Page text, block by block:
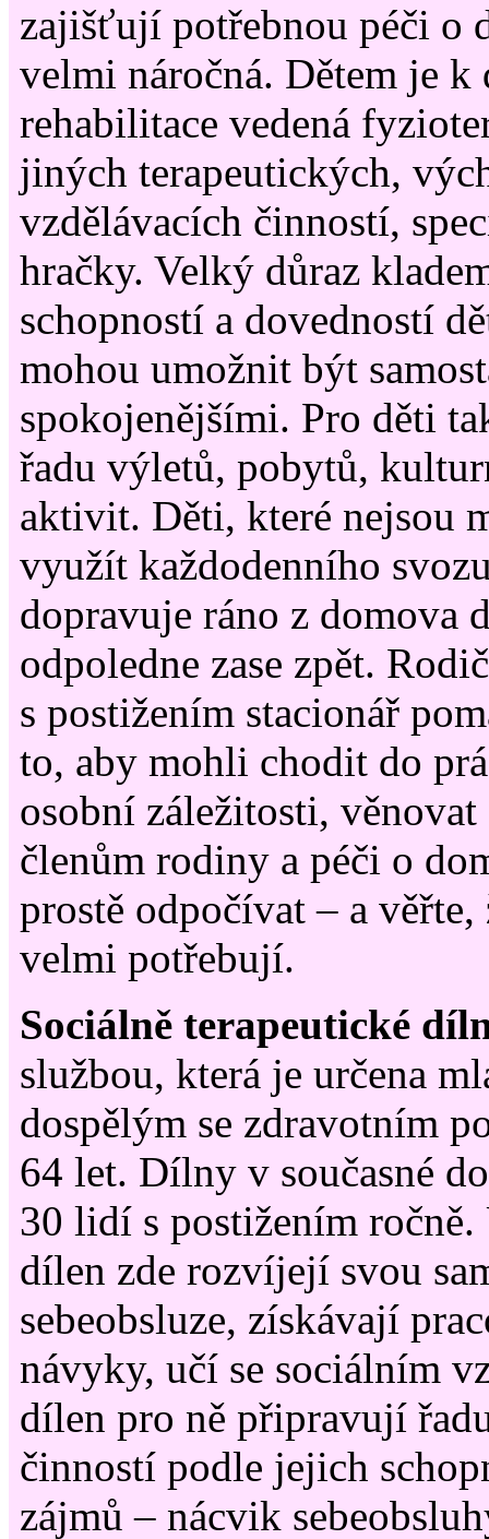
zajišťují potřebnou péči o
velmi náročná. Dětem je k
rehabilitace vedená
jiných terapeutických,
vzdělávacích činností,
hračky. Velký důraz
schopností a dovedností
mohou umožnit být
spokojenějšími. Pro děti
řadu výletů, pobytů,
aktivit. Děti, které nejsou
využít každodenního
dopravuje ráno z domova
odpoledne zase zpět.
s postižením stacionář
to, aby mohli chodit do
osobní záležitosti, věnovat
členům rodiny a péči o
prostě odpočívat – a
velmi potřebují.
Sociálně terapeutické
službou, která je určena
dospělým se zdravotním
64 let. Dílny v současné
30 lidí s postižením ročně.
dílen zde rozvíjejí svou
sebeobsluze, získávají
návyky, učí se sociálním
dílen pro ně připravují
činností podle jejich
zájmů – nácvik